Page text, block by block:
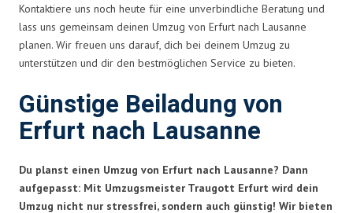
Kontaktiere uns noch heute für eine unverbindliche Beratung und
lass uns gemeinsam deinen Umzug von Erfurt nach Lausanne
planen. Wir freuen uns darauf, dich bei deinem Umzug zu
unterstützen und dir den bestmöglichen Service zu bieten.
Günstige Beiladung von
Erfurt nach Lausanne
Du planst einen Umzug von Erfurt nach Lausanne? Dann
aufgepasst: Mit Umzugsmeister Traugott Erfurt wird dein
Umzug nicht nur stressfrei, sondern auch günstig! Wir bieten